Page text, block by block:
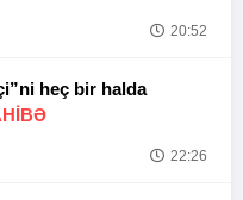
20:52
heç bir halda
22:26